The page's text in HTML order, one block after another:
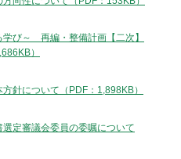
び～ 再編・整備計画【二次】
）
針について（PDF：1,898KB）
定審議会委員の委嘱について